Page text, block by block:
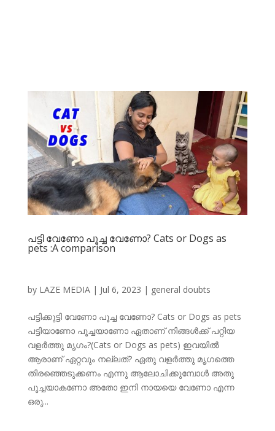
പട്ടി വേണോ പൂച്ച വേണോ? Cats or Dogs as
pets :A comparison
by LAZE MEDIA| Jul 6, 2023 | general doubts
പട്ടിക്കുട്ടി വേണോ പൂച്ച വേണോ? Cats or Dogs as pets
പട്ടിയാണോ പൂച്ചയാണോ ഏതാണ് നിങ്ങൾക്ക് പറ്റിയ
വളർത്തു മൃഗം?(Cats or Dogs as pets) ഇവയിൽ
ആരാണ് ഏറ്റവും നല്ലത്? ഏതു വളർത്തു മൃഗത്തെ
തിരഞ്ഞെടുക്കണം എന്നു ആലോചിക്കുമ്പോൾ അതു
പൂച്ചയാകണോ അതോ ഇനി നായയെ വേണോ എന്ന
ഒരു...